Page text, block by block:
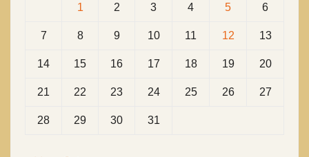
1 2 3 4 5 6
7 8 9 10 11 12 13
14 15 16 17 18 19 20
21 22 23 24 25 26 27
28 29 30 31